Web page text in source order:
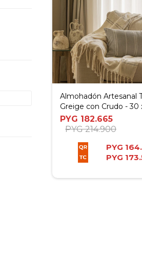
Almohadón Artesanal
Greige con Crudo - 30
cm
PYG 182.665
PYG 214.900
PYG
PYG